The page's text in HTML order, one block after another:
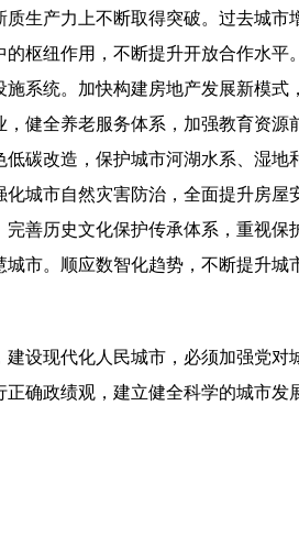
质生产力上不断取得突破。过去城
的枢纽作用，不断提升开放合作水
施系统。加快构建房地产发展新模
，健全养老服务体系，加强教育资
低碳改造，保护城市河湖水系、湿
化城市自然灾害防治，全面提升房
完善历史文化保护传承体系，重视
城市。顺应数智化趋势，不断提升
建设现代化人民城市，必须加强党
正确政绩观，建立健全科学的城市